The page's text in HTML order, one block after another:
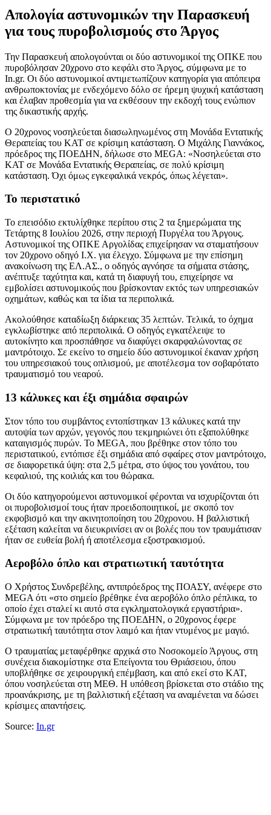
Απολογία αστυνομικών την Παρασκευή
για τους πυροβολισμούς στο Άργος
Την Παρασκευή απολογούνται οι δύο αστυνομικοί της ΟΠΚΕ που
πυροβόλησαν 20χρονο στο κεφάλι στο Άργος, σύμφωνα με το
In.gr. Οι δύο αστυνομικοί αντιμετωπίζουν κατηγορία για απόπειρα
ανθρωποκτονίας με ενδεχόμενο δόλο σε ήρεμη ψυχική κατάσταση
και έλαβαν προθεσμία για να εκθέσουν την εκδοχή τους ενώπιον
της δικαστικής αρχής.
Ο 20χρονος νοσηλεύεται διασωληνωμένος στη Μονάδα Εντατικής
Θεραπείας του ΚΑΤ σε κρίσιμη κατάσταση. Ο Μιχάλης Γιαννάκος,
πρόεδρος της ΠΟΕΔΗΝ, δήλωσε στο MEGA: «Νοσηλεύεται στο
ΚΑΤ σε Μονάδα Εντατικής Θεραπείας, σε πολύ κρίσιμη
κατάσταση. Όχι όμως εγκεφαλικά νεκρός, όπως λέγεται».
Το περιστατικό
Το επεισόδιο εκτυλίχθηκε περίπου στις 2 τα ξημερώματα της
Τετάρτης 8 Ιουλίου 2026, στην περιοχή Πυργέλα του Άργους.
Αστυνομικοί της ΟΠΚΕ Αργολίδας επιχείρησαν να σταματήσουν
τον 20χρονο οδηγό Ι.Χ. για έλεγχο. Σύμφωνα με την επίσημη
ανακοίνωση της ΕΛ.ΑΣ., ο οδηγός αγνόησε τα σήματα στάσης,
ανέπτυξε ταχύτητα και, κατά τη διαφυγή του, επιχείρησε να
εμβολίσει αστυνομικούς που βρίσκονταν εκτός των υπηρεσιακών
οχημάτων, καθώς και τα ίδια τα περιπολικά.
Ακολούθησε καταδίωξη διάρκειας 35 λεπτών. Τελικά, το όχημα
εγκλωβίστηκε από περιπολικά. Ο οδηγός εγκατέλειψε το
αυτοκίνητο και προσπάθησε να διαφύγει σκαρφαλώνοντας σε
μαντρότοιχο. Σε εκείνο το σημείο δύο αστυνομικοί έκαναν χρήση
του υπηρεσιακού τους οπλισμού, με αποτέλεσμα τον σοβαρότατο
τραυματισμό του νεαρού.
13 κάλυκες και έξι σημάδια σφαιρών
Στον τόπο του συμβάντος εντοπίστηκαν 13 κάλυκες κατά την
αυτοψία των αρχών, γεγονός που τεκμηριώνει ότι εξαπολύθηκε
καταιγισμός πυρών. Το MEGA, που βρέθηκε στον τόπο του
περιστατικού, εντόπισε έξι σημάδια από σφαίρες στον μαντρότοιχο,
σε διαφορετικά ύψη: στα 2,5 μέτρα, στο ύψος του γονάτου, του
κεφαλιού, της κοιλιάς και του θώρακα.
Οι δύο κατηγορούμενοι αστυνομικοί φέρονται να ισχυρίζονται ότι
οι πυροβολισμοί τους ήταν προειδοποιητικοί, με σκοπό τον
εκφοβισμό και την ακινητοποίηση του 20χρονου. Η βαλλιστική
εξέταση καλείται να διευκρινίσει αν οι βολές που τον τραυμάτισαν
ήταν σε ευθεία βολή ή αποτέλεσμα εξοστρακισμού.
Αεροβόλο όπλο και στρατιωτική ταυτότητα
Ο Χρήστος Συνδρεβέλης, αντιπρόεδρος της ΠΟΑΣΥ, ανέφερε στο
MEGA ότι «στο σημείο βρέθηκε ένα αεροβόλο όπλο ρέπλικα, το
οποίο έχει σταλεί κι αυτό στα εγκληματολογικά εργαστήρια».
Σύμφωνα με τον πρόεδρο της ΠΟΕΔΗΝ, ο 20χρονος έφερε
στρατιωτική ταυτότητα στον λαιμό και ήταν ντυμένος με μαγιό.
Ο τραυματίας μεταφέρθηκε αρχικά στο Νοσοκομείο Άργους, στη
συνέχεια διακομίστηκε στα Επείγοντα του Θριάσειου, όπου
υποβλήθηκε σε χειρουργική επέμβαση, και από εκεί στο ΚΑΤ,
όπου νοσηλεύεται στη ΜΕΘ. Η υπόθεση βρίσκεται στο στάδιο της
προανάκρισης, με τη βαλλιστική εξέταση να αναμένεται να δώσει
κρίσιμες απαντήσεις.
Source: In.gr